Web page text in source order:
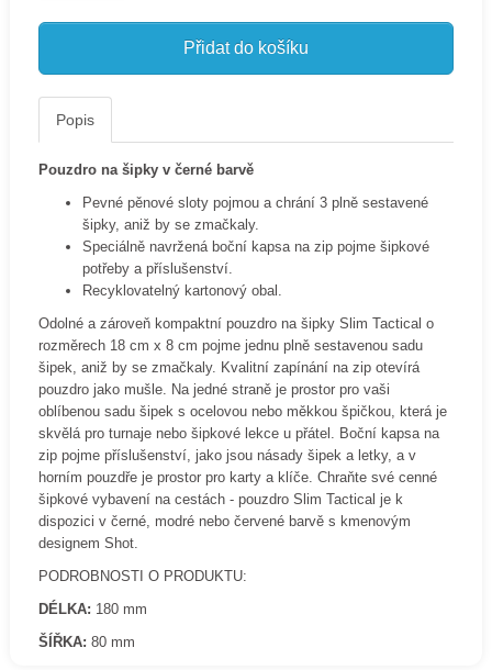
Přidat do košíku
Popis
Pouzdro na šipky v černé barvě
Pevné pěnové sloty pojmou a chrání 3 plně sestavené
šipky, aniž by se zmačkaly.
Speciálně navržená boční kapsa na zip pojme šipkové
potřeby a příslušenství.
Recyklovatelný kartonový obal.
Odolné a zároveň kompaktní pouzdro na šipky Slim Tactical o
rozměrech 18 cm x 8 cm pojme jednu plně sestavenou sadu
šipek, aniž by se zmačkaly. Kvalitní zapínání na zip otevírá
pouzdro jako mušle. Na jedné straně je prostor pro vaši
oblíbenou sadu šipek s ocelovou nebo měkkou špičkou, která je
skvělá pro turnaje nebo šipkové lekce u přátel. Boční kapsa na
zip pojme příslušenství, jako jsou násady šipek a letky, a v
horním pouzdře je prostor pro karty a klíče. Chraňte své cenné
šipkové vybavení na cestách - pouzdro Slim Tactical je k
dispozici v černé, modré nebo červené barvě s kmenovým
designem Shot.
PODROBNOSTI O PRODUKTU:
DÉLKA:180 mm
ŠÍŘKA: 80 mm